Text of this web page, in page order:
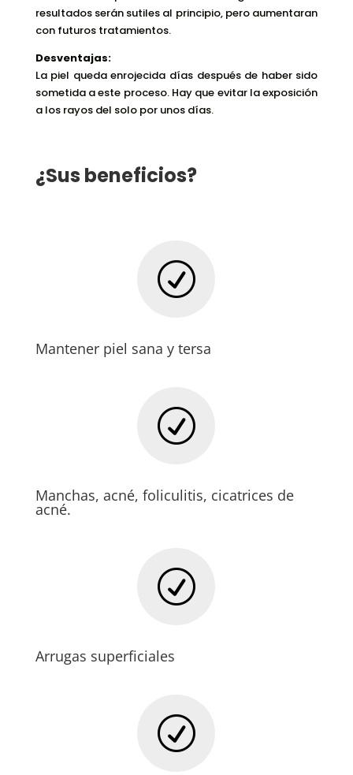
resultados serán sutiles al principio, pero aumentaran
con futuros tratamientos.
Desventajas:
La piel queda enrojecida días después de haber sido
sometida a este proceso. Hay que evitar la exposición
a los rayos del solo por unos días.
¿Sus beneficios?
R
Mantener piel sana y tersa
R
Manchas, acné, foliculitis, cicatrices de
acné.
R
Arrugas superficiales
R